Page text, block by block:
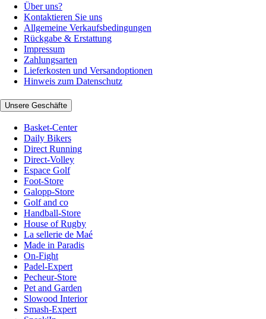
Über uns?
Kontaktieren Sie uns
Allgemeine Verkaufsbedingungen
Rückgabe & Erstattung
Impressum
Zahlungsarten
Lieferkosten und Versandoptionen
Hinweis zum Datenschutz
Unsere Geschäfte
Basket-Center
Daily Bikers
Direct Running
Direct-Volley
Espace Golf
Foot-Store
Galopp-Store
Golf and co
Handball-Store
House of Rugby
La sellerie de Maé
Made in Paradis
On-Fight
Padel-Expert
Pecheur-Store
Pet and Garden
Slowood Interior
Smash-Expert